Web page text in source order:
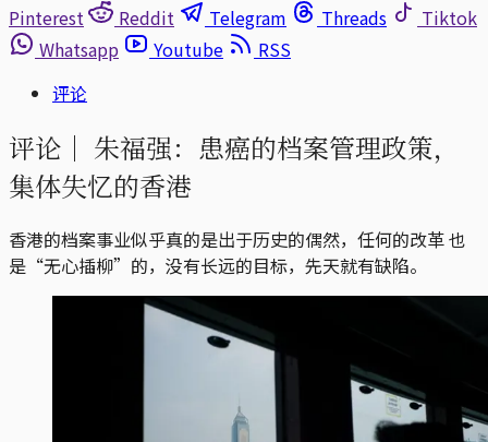
Pinterest
Reddit Telegram Threads
Tiktok
Whatsapp
Youtube
RSS
评论
评论｜ 朱福强：患癌的档案管理政策，
集体失忆的香港
香港的档案事业似乎真的是出于历史的偶然，任何的改革 也
是“无心插柳”的，没有长远的目标，先天就有缺陷。